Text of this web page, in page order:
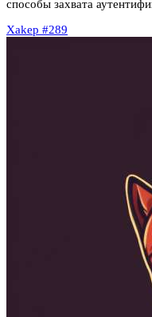
способы захвата
Xakep #289